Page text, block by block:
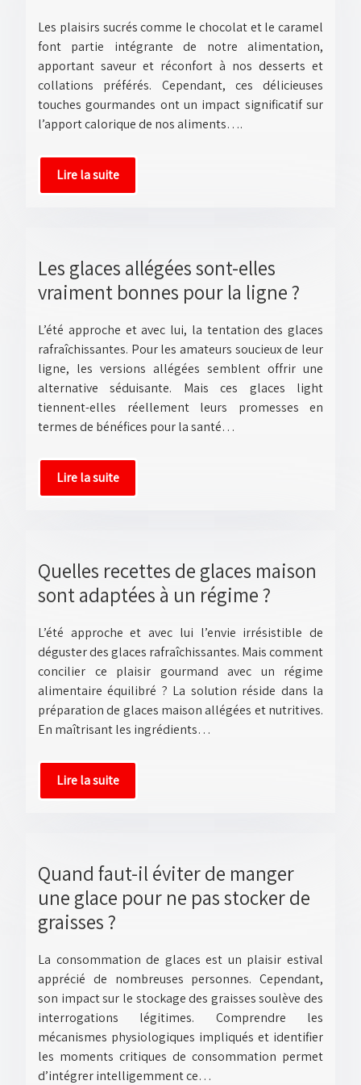
Les plaisirs sucrés comme le chocolat et le caramel
font partie intégrante de notre alimentation,
apportant saveur et réconfort à nos desserts et
collations préférés. Cependant, ces délicieuses
touches gourmandes ont un impact significatif sur
l’apport calorique de nos aliments….
Lire la suite
Les glaces allégées sont-elles
vraiment bonnes pour la ligne ?
L’été approche et avec lui, la tentation des glaces
rafraîchissantes. Pour les amateurs soucieux de leur
ligne, les versions allégées semblent offrir une
alternative séduisante. Mais ces glaces light
tiennent-elles réellement leurs promesses en
termes de bénéfices pour la santé…
Lire la suite
Quelles recettes de glaces maison
sont adaptées à un régime ?
L’été approche et avec lui l’envie irrésistible de
déguster des glaces rafraîchissantes. Mais comment
concilier ce plaisir gourmand avec un régime
alimentaire équilibré ? La solution réside dans la
préparation de glaces maison allégées et nutritives.
En maîtrisant les ingrédients…
Lire la suite
Quand faut-il éviter de manger
une glace pour ne pas stocker de
graisses ?
La consommation de glaces est un plaisir estival
apprécié de nombreuses personnes. Cependant,
son impact sur le stockage des graisses soulève des
interrogations légitimes. Comprendre les
mécanismes physiologiques impliqués et identifier
les moments critiques de consommation permet
d’intégrer intelligemment ce…